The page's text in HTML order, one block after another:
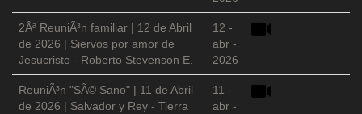
2Âª ReuniÃ³n familiar | 12 de Abril
de 2026 | Siervos por amor de
Jesucristo - Roberto Stevenson E.
12 -
abr -
2026
ReuniÃ³n "SÃ© Sano" | 11 de Abril
de 2026 | Salvador y Rey - Tierra
11 -
abr -